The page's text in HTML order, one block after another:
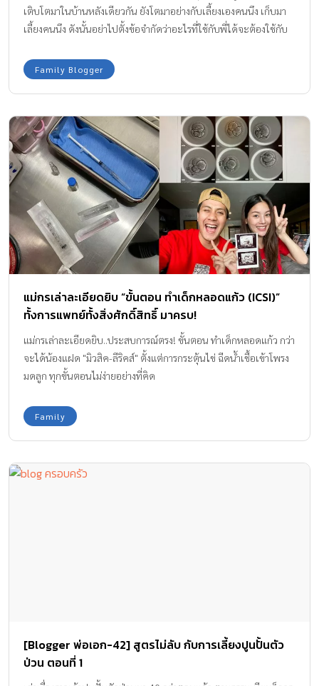
เติบโตมาในบ้านหลังเดียวกัน ยังโตมาอย่างกับเลี้ยงเองคนนึง เก็บมา
เลี้ยงคนนึง ดังนั้นอย่าไปตั้งข้อจำกัดว่าอะไรที่ใช้กับพี่ได้จะต้องใช้กับ
Family Blogger
แม่กรเล่าละเอียดยิบ “ขั้นตอน ทำเด็กหลอดแก้ว (ICSI)”
ทั้งการแพทย์ทั้งสิ่งศักดิ์สิทธิ์ มาครบ!
แม่กรเล่าละเอียดยิบ..ประสบการณ์ตรง! ขั้นตอน ทำเด็กหลอดแก้ว กว่า
จะได้น้องแฝด "มิวสิค-ลีริคส์" ตั้งแต่การกระตุ้นไข่ ฉีดน้ำเชื้อเข้าโพรง
มดลูก ทุกขั้นตอนไม่ง่ายอย่างที่คิด
Family
[Blogger พ่อเอก-42] สูตรไม่ลับ กับการเลี้ยงปูนปั้นตัว
ป่วน ตอนที่ 1